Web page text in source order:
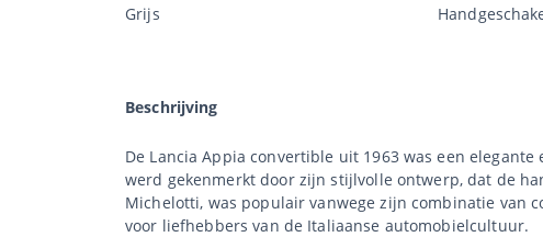
Grijs
Beschrijving
De Lancia Appia convertible uit 1963 was een
werd gekenmerkt door zijn stijlvolle ontwerp, dat de
Michelotti, was populair vanwege zijn combinatie van
voor liefhebbers van de Italiaanse automobielcultuur.